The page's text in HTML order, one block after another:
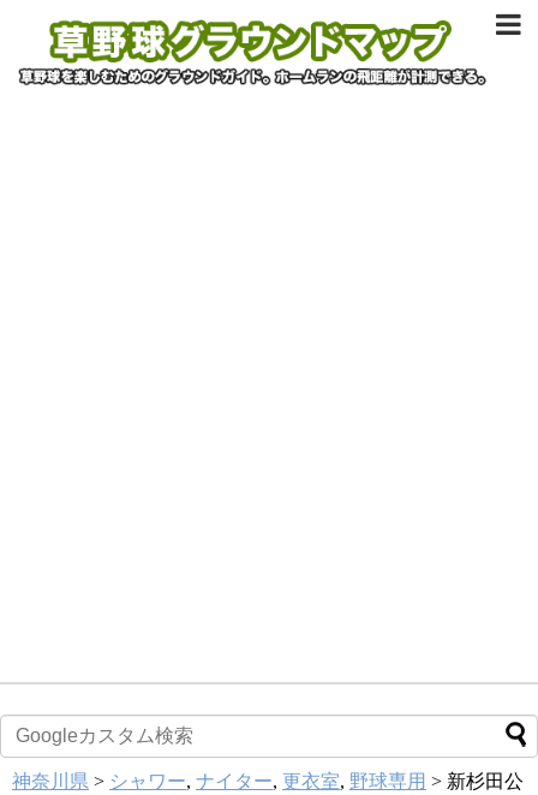
神奈川県 > シャワー, ナイター, 更衣室, 野球専用 > 新杉田公